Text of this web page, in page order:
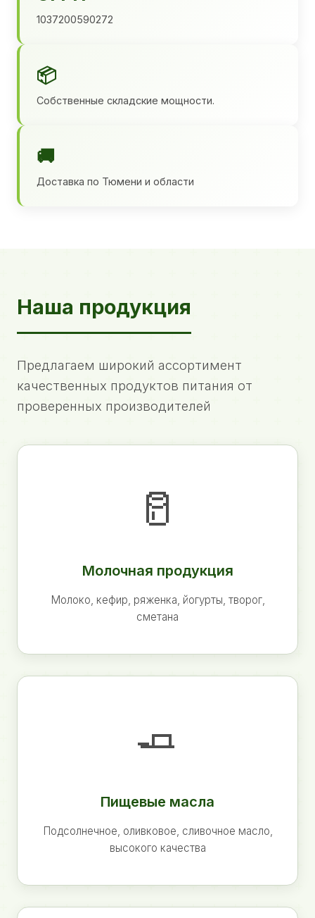
1037200590272
📦
Собственные складские мощности.
🚚
Доставка по Тюмени и области
Наша продукция
Предлагаем широкий ассортимент
качественных продуктов питания от
проверенных производителей
🥛
Молочная продукция
Молоко, кефир, ряженка, йогурты, творог,
сметана
🧈
Пищевые масла
Подсолнечное, оливковое, сливочное масло,
высокого качества